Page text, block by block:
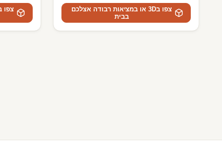
צפו ב3D או במציאות רבודה אצלכם
בבית